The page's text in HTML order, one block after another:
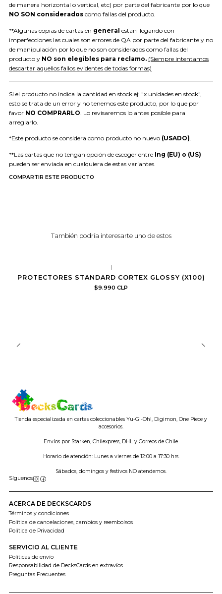
de manera horizontal o vertical, etc) por parte del fabricante por lo que
NO SON considerados como fallas del producto.
**Algunas copias de cartas en general estan llegando con
imperfecciones las cuales son errores de QA por parte del fabricante y no
de manipulación por lo que no son considerados como fallas del
producto y NO son elegibles para reclamo. (Siempre intentamos
descartar aquellos fallos evidentes de todas formas)
Si el producto no indica la cantidad en stock ej: "x unidades en stock",
esto se trata de un error y no tenemos este producto, por lo que por
favor NO COMPRARLO . Lo revisaremos lo antes posible para
arreglarlo.
*Este producto se considera como producto no nuevo (USADO).
**Las cartas que no tengan opción de escoger entre Ing (EU) o (US)
pueden ser enviada en cualquiera de estas variantes.
COMPARTIR ESTE PRODUCTO
También podría interesarte uno de estos
|
PROTECTORES STANDARD CORTEX GLOSSY (X100)
$9.990 CLP
Tienda especializada en cartas coleccionables Yu-Gi-Oh!, Digimon, One Piece y
accesorios.
Envíos por Starken, Chilexpress, DHL y Correos de Chile.
Horario de atención: Lunes a viernes de 12:00 a 17:30 hrs.
Sábados, domingos y festivos NO atendemos.
Síguenos
ACERCA DE DECKSCARDS
Términos y condiciones
Política de cancelaciones, cambios y reembolsos
Política de Privacidad
SERVICIO AL CLIENTE
Políticas de envío
Responsabilidad de DecksCards en extravíos
Preguntas Frecuentes